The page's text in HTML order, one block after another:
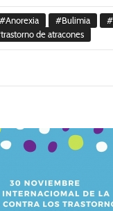
Anorexia Bulimia
trastorno de atracones